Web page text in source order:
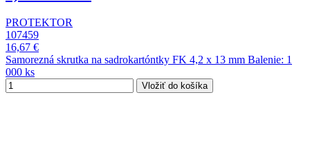
PROTEKTOR
107459
16,67 €
Samorezná skrutka na sadrokartóntky FK 4,2 x 13 mm Balenie: 1
000 ks
Vložiť do košíka